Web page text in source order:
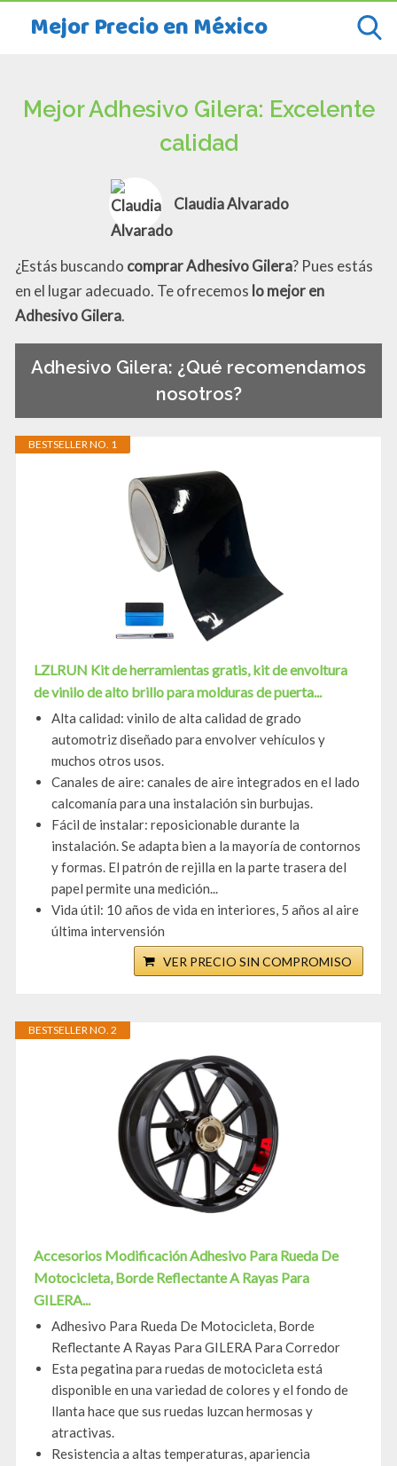
Mejor Precio en México
Mejor Adhesivo Gilera: Excelente
calidad
Claudia Alvarado
¿Estás buscando comprar Adhesivo Gilera? Pues estás
en el lugar adecuado. Te ofrecemos lo mejor en
Adhesivo Gilera.
Adhesivo Gilera: ¿Qué recomendamos
nosotros?
BESTSELLER NO. 1
LZLRUN Kit de herramientas gratis, kit de envoltura
de vinilo de alto brillo para molduras de puerta...
Alta calidad: vinilo de alta calidad de grado
automotriz diseñado para envolver vehículos y
muchos otros usos.
Canales de aire: canales de aire integrados en el lado
calcomanía para una instalación sin burbujas.
Fácil de instalar: reposicionable durante la
instalación. Se adapta bien a la mayoría de contornos
y formas. El patrón de rejilla en la parte trasera del
papel permite una medición...
Vida útil: 10 años de vida en interiores, 5 años al aire
última intervensión
VER PRECIO SIN COMPROMISO
BESTSELLER NO. 2
Accesorios Modificación Adhesivo Para Rueda De
Motocicleta, Borde Reflectante A Rayas Para
GILERA...
Adhesivo Para Rueda De Motocicleta, Borde
Reflectante A Rayas Para GILERA Para Corredor
Esta pegatina para ruedas de motocicleta está
disponible en una variedad de colores y el fondo de
llanta hace que sus ruedas luzcan hermosas y
atractivas.
Resistencia a altas temperaturas, apariencia